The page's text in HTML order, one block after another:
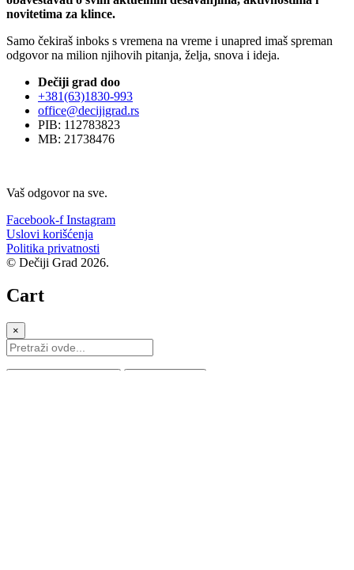
novitetima za klince.
Samo čekiraš inboks s vremena na vreme i unapred imaš spreman
odgovor na milion njihovih pitanja, želja, snova i ideja.
Dečiji grad doo
+381(63)1830-993
office@decijigrad.rs
PIB: 112783823
MB: 21738476
Vaš odgovor na sve.
Facebook-f Instagram
Uslovi korišćenja
Politika privatnosti
© Dečiji Grad 2026.
Cart
×